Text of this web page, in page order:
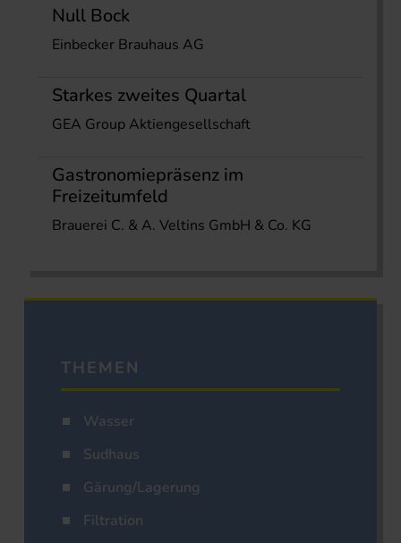
Null Bock
Einbecker Brauhaus AG
Starkes zweites Quartal
GEA Group Aktiengesellschaft
Gastronomiepräsenz im
Freizeitumfeld
Brauerei C. & A. Veltins GmbH & Co. KG
THEMEN
Wasser
Sudhaus
Gärung/Lagerung
Filtration